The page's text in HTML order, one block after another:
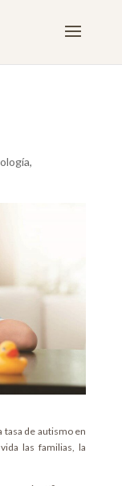
,
tasa de autismo en
las familias, la